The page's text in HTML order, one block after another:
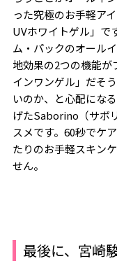
った究極のお手軽ア
UVホワイトゲル」で
ム・パックのオール
地効果の2つの機能
インワンゲル」だそ
いのか、と心配にな
げたSaborino（サボ
スメです。60秒でケ
たりのお手軽スキン
せん。
最後に、宮崎